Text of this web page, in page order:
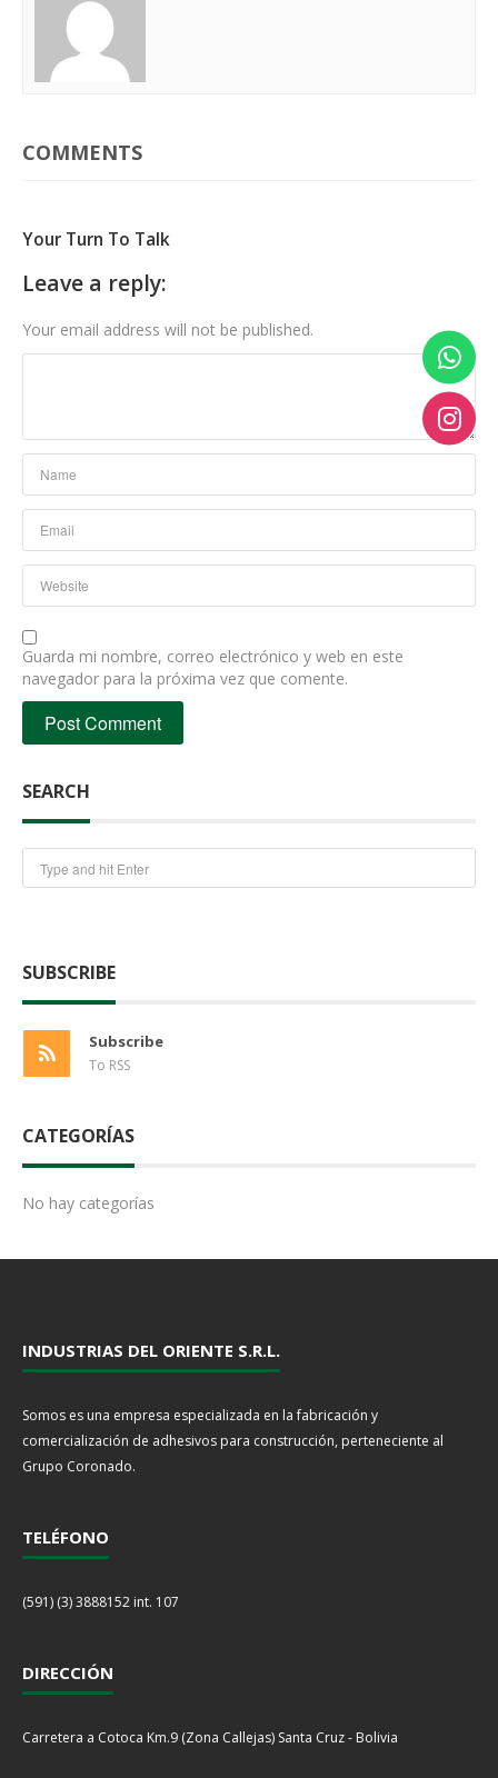
COMMENTS
Your Turn To Talk
Leave a reply:
Your email address will not be published.
Guarda mi nombre, correo electrónico y web en este
navegador para la próxima vez que comente.
SEARCH
SUBSCRIBE
Subscribe
To RSS
CATEGORÍAS
No hay categorías
INDUSTRIAS DEL ORIENTE S.R.L.
Somos es una empresa especializada en la fabricación y
comercialización de adhesivos para construcción, perteneciente al
Grupo Coronado.
TELÉFONO
(591) (3) 3888152 int. 107
DIRECCIÓN
Carretera a Cotoca Km.9 (Zona Callejas) Santa Cruz - Bolivia